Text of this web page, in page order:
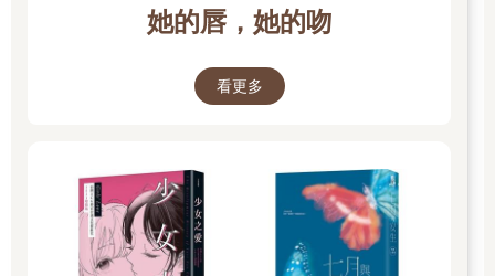
她的唇，她的吻
看更多